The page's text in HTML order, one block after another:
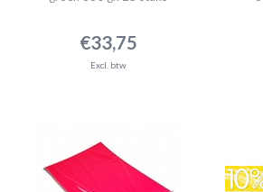
€33,75
Excl. btw